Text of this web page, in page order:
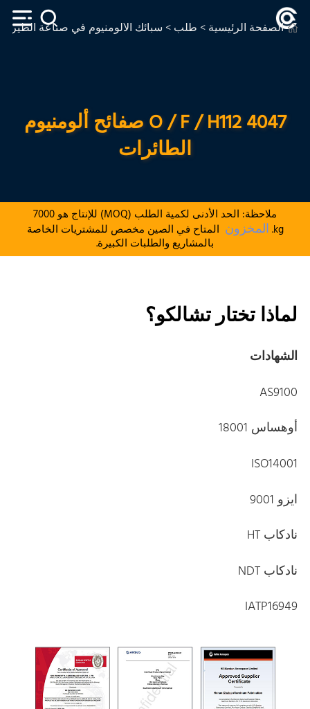
الصفحة الرئيسية> طلب> سبائك الألومنيوم في صناعة الطيران
4047 O / F / H112 صفائح ألومنيوم
الطائرات
ملاحظة: الحد الأدنى لكمية الطلب (MOQ) للإنتاج هو 7000
kg. المخزون المتاح في الصين مخصص للمشتريات الخاصة
بالمشاريع والطلبات الكبيرة.
لماذا تختار تشالكو؟
الشهادات
AS9100
أوهساس 18001
ISO14001
ايزو 9001
نادكاب HT
نادكاب NDT
IATP16949